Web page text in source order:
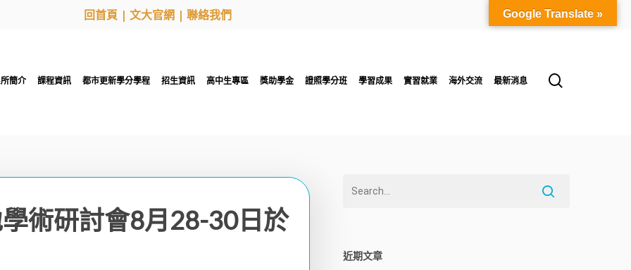
回首頁| 文大官網| 聯絡我們
簡介 課程資訊 都市更新學分學程 招生資訊 高中生專區 獎助學金 證照學分班 學習成果 實習就業 海外交流 最新消息
術研討會8月28-30日於
近期文章
Google Translate »